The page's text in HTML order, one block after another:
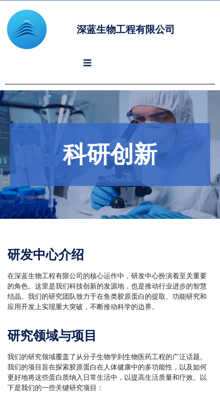
深蓝生物工程有限公司
科研创新
研发中心介绍
在深蓝生物工程有限公司的核心运作中，研发中心扮演着至关重要
的角色。这里是我们科技创新的发源地，也是推动行业进步的智慧
结晶。我们的研究团队致力于在鱼类胶原蛋白的提取、功能研究和
应用开发上实现重大突破，不断推动科学的边界。
研究领域与项目
我们的研究领域覆盖了从分子生物学到生物医药工程的广泛话题。
我们的项目旨在探索胶原蛋白在人体健康中的多功能性，以及如何
更好地将这些蛋白质纳入日常生活中，以提高生活质量和疗效。以
下是我们的一些关键研究项目：